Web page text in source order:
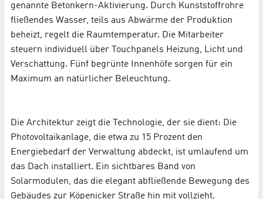
genannte Betonkern-Aktivierung. Durch Kunststoffrohre
fließendes Wasser, teils aus Abwärme der Produktion
beheizt, regelt die Raumtemperatur. Die Mitarbeiter
steuern individuell über Touchpanels Heizung, Licht und
Verschattung. Fünf begrünte Innenhöfe sorgen für ein
Maximum an natürlicher Beleuchtung.
Die Architektur zeigt die Technologie, der sie dient: Die
Photovoltaikanlage, die etwa zu 15 Prozent den
Energiebedarf der Verwaltung abdeckt, ist umlaufend um
das Dach installiert. Ein sichtbares Band von
Solarmodulen, das die elegant abfließende Bewegung des
Gebäudes zur Köpenicker Straße hin mit vollzieht.